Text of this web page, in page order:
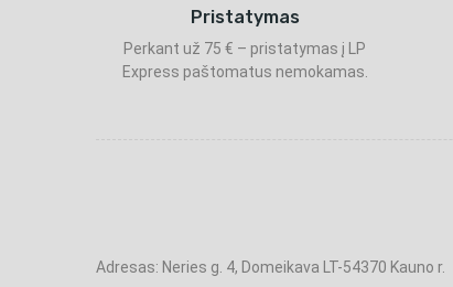
Pristatymas
Perkant už 75 € – pristatymas į LP
Express paštomatus nemokamas.
Adresas: Neries g. 4, Domeikava LT-54370 Kauno r.